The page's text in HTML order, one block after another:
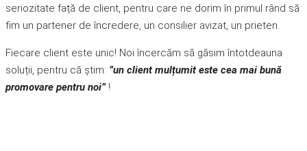
seriozitate față de client, pentru care ne dorim în primul rând să
fim un partener de încredere, un consilier avizat, un prieten.
Fiecare client este unic! Noi încercăm să găsim întotdeauna
soluții, pentru că știm: ”un client mulțumit este cea mai bună
promovare pentru noi”!